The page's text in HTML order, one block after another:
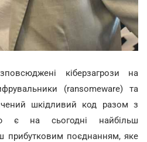
кіберзагрози на
(ransomeware) та
шкідливий код разом з
є на сьогодні найбільш
прибутковим поєднанням, яке